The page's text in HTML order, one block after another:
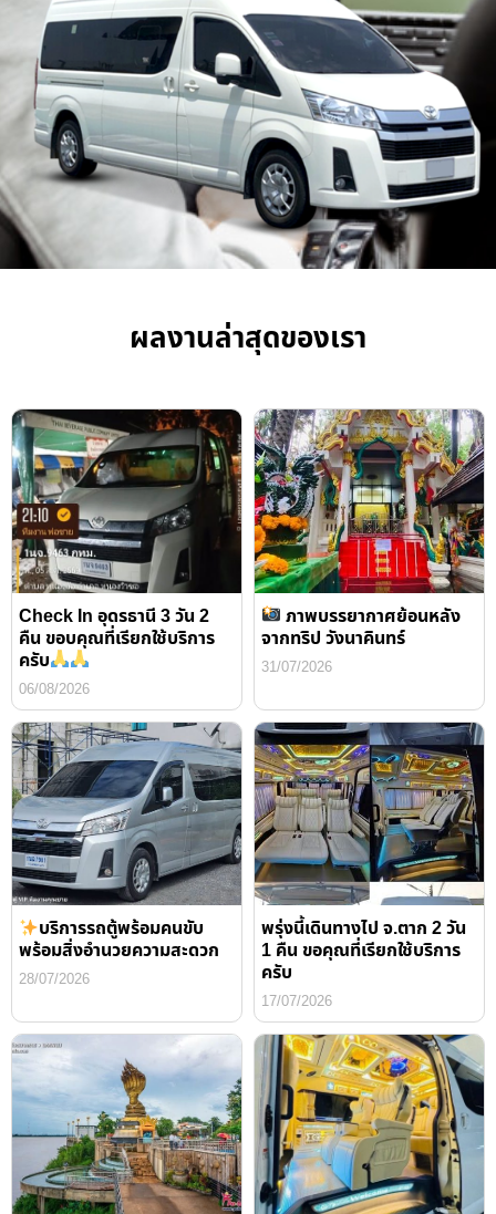
ผลงานล่าสุดของเรา
Check In อุดรธานี 3 วัน 2
คืน ขอบคุณที่เรียกใช้บริการ
ครับ
06/08/2026
ภาพบรรยากาศย้อนหลัง
จากทริป วังนาคินทร์
31/07/2026
บริการรถตู้พร้อมคนขับ
พร้อมสิ่งอำนวยความสะดวก
28/07/2026
พรุ่งนี้เดินทางไป จ.ตาก 2 วัน
1 คืน ขอคุณที่เรียกใช้บริการ
ครับ
17/07/2026